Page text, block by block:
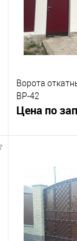
Ворота
ВР-42
Цена по
Купить в 1
В избранное